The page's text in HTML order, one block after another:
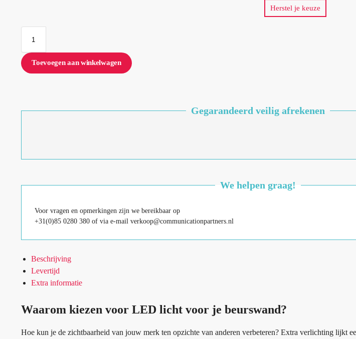
Herstel je keuze
Toevoegen aan winkelwagen
Gegarandeerd veilig afrekenen
We helpen graag!
Voor vragen en opmerkingen zijn we bereikbaar op
+31(0)85 0280 380 of via e-mail verkoop@communicationpartners.nl
Beschrijving
Levertijd
Extra informatie
Waarom kiezen voor LED licht voor je beurswand?
Hoe kun je de zichtbaarheid van jouw merk ten opzichte van anderen verbeteren? Extra verlichting lijkt